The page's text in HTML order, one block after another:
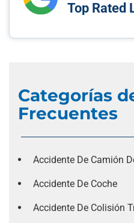
Top Rated
Categorías
Frecuentes
Accidente De Camión
Accidente De Coche
Accidente De Colisión